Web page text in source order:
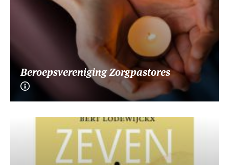
Beroepsvereniging Zorgpastores